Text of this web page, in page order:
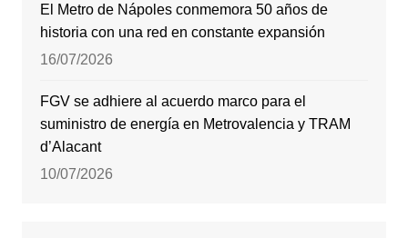
El Metro de Nápoles conmemora 50 años de
historia con una red en constante expansión
16/07/2026
FGV se adhiere al acuerdo marco para el
suministro de energía en Metrovalencia y TRAM
d’Alacant
10/07/2026